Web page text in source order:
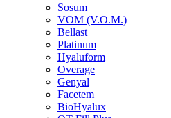
Sosum
VOM (V.O.M.)
Bellast
Platinum
Hyaluform
Overage
Genyal
Facetem
BioHyalux